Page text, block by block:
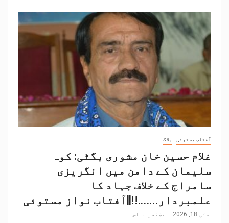
آفتاب مستوئی بلاگ
غلام حسین خان مشوری بگٹی: کوہ
سلیمان کے دامن میں انگریزی
سامراج کے خلاف جہاد کا
علمبردار…….!!||آفتاب نواز مستوئی
مئی 18, 2026 غضنفر عباس